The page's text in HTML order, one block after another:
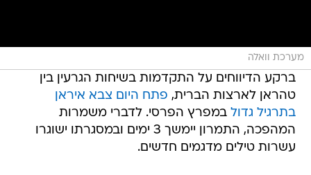
מערכת וואלה
ברקע הדיווחים על התקדמות בשיחות הגרעין בין
טהראן לארצות הברית, פתח היום צבא איראן
בתרגיל גדול במפרץ הפרסי. לדברי משמרות
המהפכה, התמרון יימשך 3 ימים ובמסגרתו ישוגרו
עשרות טילים מדגמים חדשים.